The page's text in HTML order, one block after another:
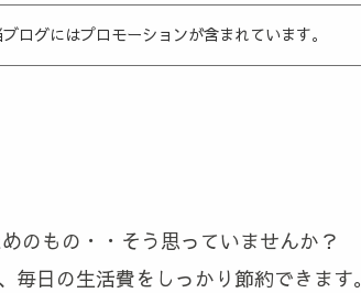
ブログにはプロモーションが含まれています。
のもの・・そう思っていませんか？
日の生活費をしっかり節約できます。